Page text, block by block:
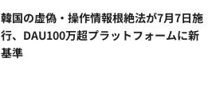
韓国の虚偽・操作情報根絶法が7月7日施
行、DAU100万超プラットフォームに新
基準